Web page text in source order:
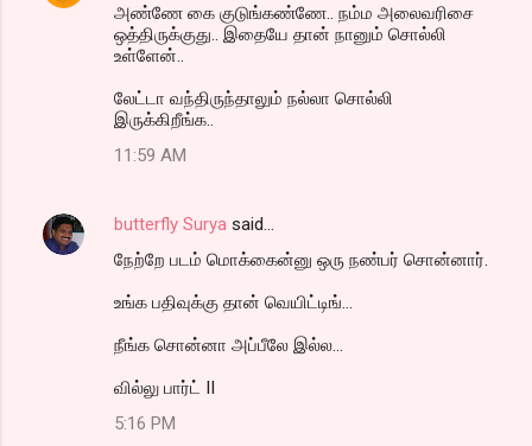
அண்ணே கை குடுங்கண்ணே.. நம்ம அலைவரிசை
ஒத்திருக்குது.. இதையே தான் நானும் சொல்லி
உள்ளேன்..
லேட்டா வந்திருந்தாலும் நல்லா சொல்லி
இருக்கிறீங்க..
11:59 AM
butterfly Surya said…
நேற்றே படம் மொக்கைன்னு ஒரு நண்பர் சொன்னார்.
உங்க பதிவுக்கு தான் வெயிட்டிங்...
நீங்க சொன்னா அப்பீலே இல்ல...
வில்லு பார்ட் II
5:16 PM